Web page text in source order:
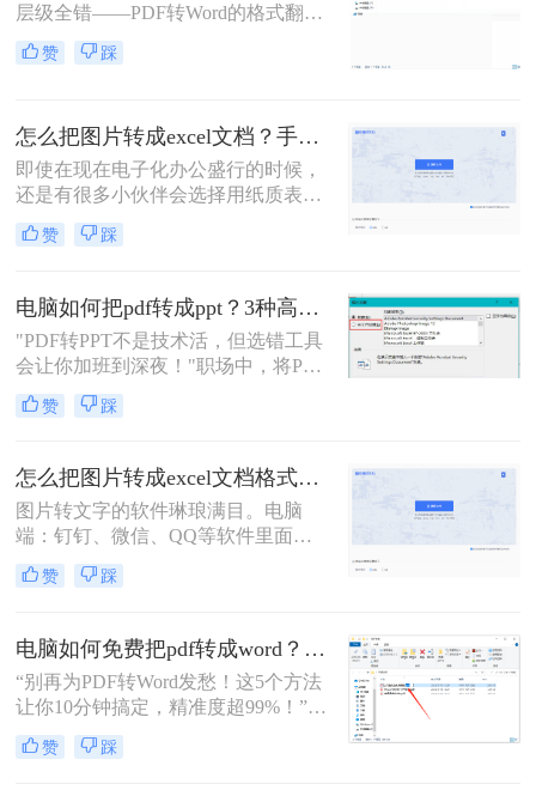
层级全错——PDF转Word的格式翻车
现场，谁懂？”作为职场人，你是否
也经历过这种崩溃：精心排版的合
法，PDF转Word完全能实现“像素级
还原”
赞 踩
怎么把图片转成excel文档？手把手教你在线转换
即使在现在电子化办公盛行的时候，
还是有很多小伙伴会选择用纸质表格
来进行数据统计；可还是因为电子化
办公需要后期还需要将表格整理为电
入当然不是一个好办法，这时我们可
以借助一些工具，来将纸质表格拍成
图片，然后再将图片转Excel；那我们
今天就来介绍怎么把图片转成excel文
档的方法吧！
赞 踩
电脑如何把pdf转成ppt？3种高效方法实测！
"PDF转PPT不是技术活，但选错工具
会让你加班到深夜！"职场中，将PDF
报告一键转化为PPT演示文稿是高频
刚需。然而，90%的办公族曾陷入“转
工”的泥潭——这不是能力问题，而
是工具选择的致命陷阱。
赞 踩
怎么把图片转成excel文档格式？教你几步轻松转换
图片转文字的软件琳琅满目。电脑
端：钉钉、微信、QQ等软件里面都
集成了识图功能；手机端：智能手机
自带识图功能也很方便。虽然图片转
格却有些棘手。转换后的效果惨不忍
睹，还要一行一行进行数据核对，还
不如手动输入。今天给各位小伙伴分
享怎么把图片转成excel文档格式？操
作起来很快捷方便，只需几个步骤即
可实现免费图片转表格的功能。
赞 踩
电脑如何免费把pdf转成word？5个亲测有效的方法，精准度超99%！
“别再为PDF转Word发愁！这5个方法
让你10分钟搞定，精准度超99%！”在
职场办公或自媒体创作中，PDF转
Word是高频刚需——合同需要编辑条
赞 踩